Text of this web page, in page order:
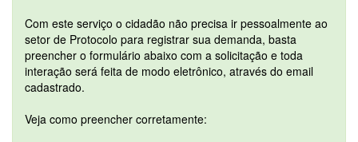
Com este serviço o cidadão não precisa ir pessoalmente ao
setor de Protocolo para registrar sua demanda, basta
preencher o formulário abaixo com a solicitação e toda
interação será feita de modo eletrônico, através do email
cadastrado.
Veja como preencher corretamente: